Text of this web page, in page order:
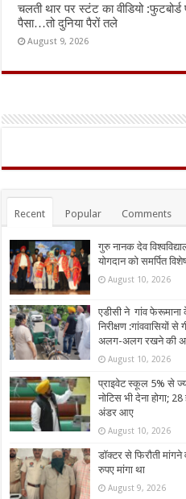
चलती थार पर स्टंट का वीडियो
पैसा…तो दुनिया पैरों तले
August 9, 2026
Recent Popular Comments
गुरु नानक देव
योगदान को समर्पित
August 10, 2026
एडीसी ने गांव
निरीक्षण :गांववासियों
अलग-अलग रखने की
August 10, 2026
प्राइवेट स्कूल 5% से
नोटिस भी देना होगा;
अंडर आए
August 10, 2026
डॉक्टर से फिरौती
रुपए मांगा था
August 9, 2026